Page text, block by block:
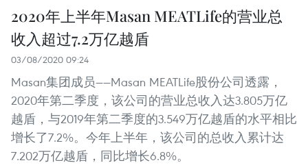
2020年上半年Masan MEATLife的营业总
收入超过7.2万亿越盾
03/08/2020 09:24
Masan集团成员——Masan MEATLife股份公司透露，
2020年第二季度，该公司的营业总收入达3.805万亿
越盾，与2019年第二季度的3.549万亿越盾的水平相比
增长了7.2%。今年上半年，该公司的总收入累计达
7.202万亿越盾，同比增长6.8%。